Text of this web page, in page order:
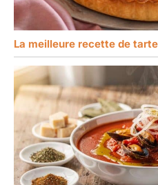
La meilleure recette de